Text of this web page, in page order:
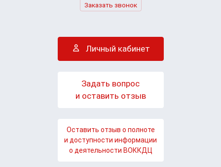
Заказать звонок
Личный кабинет
Задать вопрос
и оставить отзыв
Оставить отзыв о полноте
и доступности информации
о деятельности ВОККДЦ